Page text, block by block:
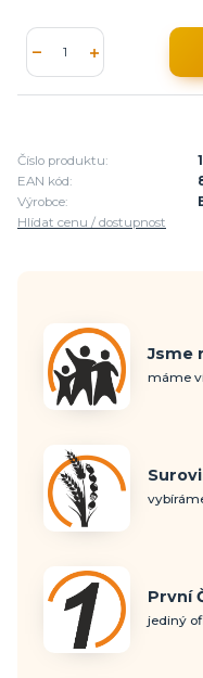
Číslo produktu:
EAN kód:
Výrobce:
Hlídat cenu / dostupnost
Jsme
máme
První
jediný